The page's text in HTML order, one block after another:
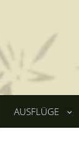
AUSFLÜGE